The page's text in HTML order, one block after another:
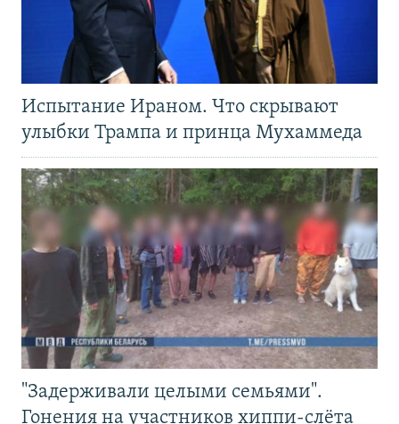
Испытание Ираном. Что скрывают
улыбки Трампа и принца Мухаммеда
"Задерживали целыми семьями".
Гонения на участников хиппи-слёта